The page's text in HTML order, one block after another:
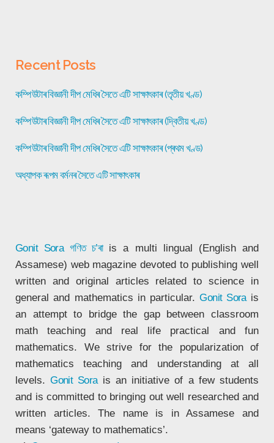
Recent Posts
কম্পিউটাৰ বিজ্ঞানী দীপ মেধিৰ সৈতে এটি সাক্ষাৎকাৰ (তৃতীয় খণ্ড)
কম্পিউটাৰ বিজ্ঞানী দীপ মেধিৰ সৈতে এটি সাক্ষাৎকাৰ (দ্বিতীয় খণ্ড)
কম্পিউটাৰ বিজ্ঞানী দীপ মেধিৰ সৈতে এটি সাক্ষাৎকাৰ (প্ৰথম খণ্ড)
অধ্যাপক ৰূপম বৰ্মনৰ সৈতে এটি সাক্ষাৎকাৰ
Gonit Sora গণিত চ’ৰাis a multi lingual (English and
Assamese) web magazine devoted to publishing well
written and original articles related to science in
general and mathematics in particular.Gonit Sorais
an attempt to bridge the gap between classroom
math teaching and real life practical and fun
mathematics. We strive for the popularization of
mathematics teaching and understanding at all
levels.Gonit Sorais an initiative of a few students
and is committed to bringing out well researched and
written articles. The name is in Assamese and
means ‘gateway to mathematics’.